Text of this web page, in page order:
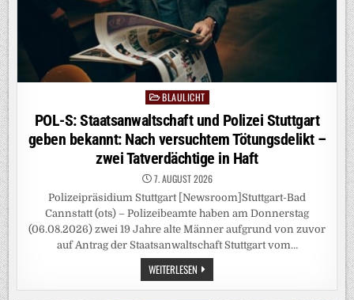
Posted
in
BLAULICHT
POL-S: Staatsanwaltschaft und Polizei Stuttgart
geben bekannt: Nach versuchtem Tötungsdelikt –
zwei Tatverdächtige in Haft
7. AUGUST 2026
Polizeipräsidium Stuttgart [Newsroom]Stuttgart-Bad
Cannstatt (ots) – Polizeibeamte haben am Donnerstag
(06.08.2026) zwei 19 Jahre alte Männer aufgrund von zuvor
auf Antrag der Staatsanwaltschaft Stuttgart vom…
WEITERLESEN POL-
S:
STAATSANWALTSCHAFT